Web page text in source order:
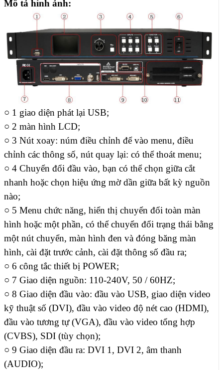
Mô tả hình ảnh:
○ 1 giao diện phát lại USB;
○ 2 màn hình LCD;
○ 3 Nút xoay: núm điều chỉnh để vào menu, điều
chỉnh các thông số, nút quay lại: có thể thoát menu;
○ 4 Chuyển đổi đầu vào, bạn có thể chọn giữa cắt
nhanh hoặc chọn hiệu ứng mờ dần giữa bất kỳ nguồn
nào;
○ 5 Menu chức năng, hiển thị chuyển đổi toàn màn
hình hoặc một phần, có thể chuyển đổi trạng thái bằng
một nút chuyển, màn hình đen và đóng băng màn
hình, cài đặt trước cảnh, cài đặt thông số đầu ra;
○ 6 công tắc thiết bị POWER;
○ 7 Giao diện nguồn: 110-240V, 50 / 60HZ;
○ 8 Giao diện đầu vào: đầu vào USB, giao diện video
kỹ thuật số (DVI), đầu vào video độ nét cao (HDMI),
đầu vào tương tự (VGA), đầu vào video tổng hợp
(CVBS), SDI (tùy chọn);
○ 9 Giao diện đầu ra: DVI 1, DVI 2, âm thanh
(AUDIO);